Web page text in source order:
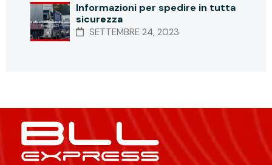
Informazioni per spedire in tutta
sicurezza
SETTEMBRE 24, 2023